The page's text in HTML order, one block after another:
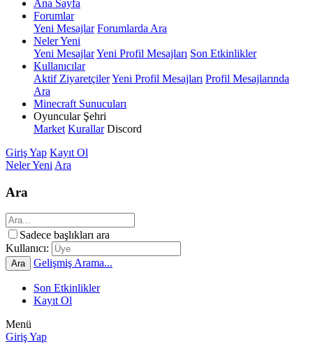
Ana Sayfa
Forumlar
Yeni Mesajlar Forumlarda Ara
Neler Yeni
Yeni MesajlarYeni Profil Mesajları Son Etkinlikler
Kullanıcılar
Aktif ZiyaretçilerYeni Profil Mesajları Profil Mesajlarında
Ara
Minecraft Sunucuları
Oyuncular Şehri
Market KurallarDiscord
Giriş Yap Kayıt Ol
Neler Yeni Ara
Ara
Sadece başlıkları ara
Kullanıcı:
Ara Gelişmiş Arama...
Son Etkinlikler
Kayıt Ol
Menü
Giriş Yap